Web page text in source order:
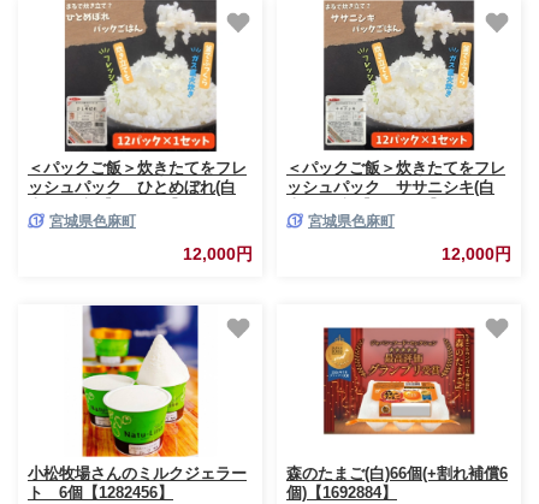
＜パックご飯＞炊きたてをフレ
ッシュパック ひとめぼれ(白
宮城県色麻町
12,000円
＜パックご飯＞炊きたてをフレ
ッシュパック ササニシキ(白
宮城県色麻町
12,000円
小松牧場さんのミルクジェラー
ト 6個【1282456】
森のたまご(白)66個(+割れ補償6
個)【1692884】